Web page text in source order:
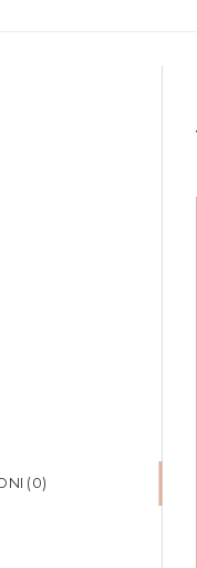
(0)